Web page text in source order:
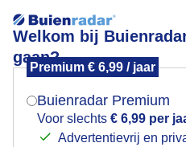
Welkom bij
gaan?
Premium € 6,99 / jaar
Buienradar Premium
Voor slechts € 6,99 per
Advertentievrij en
Laatste tulpen met
Mogen we je